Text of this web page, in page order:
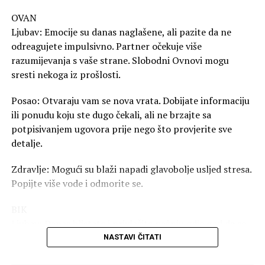
Zdravlje: Odlično se osjećate!
♌ Lav
Posao: Vaše liderske vještine danas dolaze do punog
izražaja. Šefovi prate svaki vaš korak, i to u pozitivnom
smislu. Očekujte pohvale!
Ljubav: Vaš ego bi mogao da izazove manju svađu sa
partnerom. Spustite loptu. Slobodni Lavovi su u centru
pažnje i flertuju na sve strane.
Zdravlje: Više se krećite, prijaće vam lagana šetnja.
♍ Djevica
Posao: Sitnice vas danas nerviraju više nego obično.
Prepustite se osjećanjima i prestanite da tražite mane
OVAN
Ljubav: Emocije su danas naglašene, ali pazite da ne
odreagujete impulsivno. Partner očekuje više
razumijevanja s vaše strane. Slobodni Ovnovi mogu
sresti nekoga iz prošlosti.
Posao: Otvaraju vam se nova vrata. Dobijate informaciju
ili ponudu koju ste dugo čekali, ali ne brzajte sa
potpisivanjem ugovora prije nego što provjerite sve
detalje.
Zdravlje: Mogući su blaži napadi glavobolje usljed stresa.
Popijte više vode i odmorite se.
pojavite. U vezi vlada harmonija, dok slobodne Bikove
očekuje zanimljivo poznanstvo preko prijatelja.
NASTAVI ČITATI